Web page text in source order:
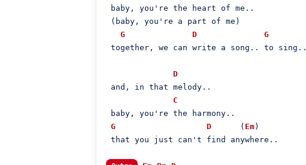
baby, you're the heart of me..
(baby, you're a part of me)
G
D
G
together, we can write a song.. to sing..
D
and, in that melody..
C
baby, you're the harmony..
G
D
      (
Em)
that you just can't find anywhere..